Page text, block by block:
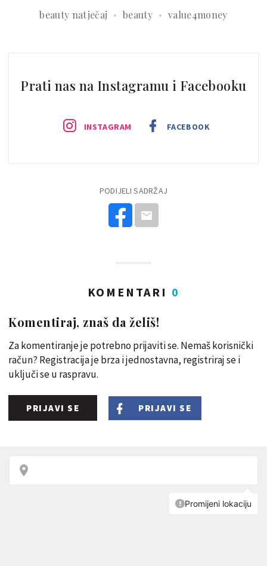
beauty natječaj beauty value4money
Prati nas na Instagramu i Facebooku
INSTAGRAM FACEBOOK
PODIJELI SADRŽAJ
KOMENTARI 0
Komentiraj, znaš da želiš!
Za komentiranje je potrebno prijaviti se. Nemaš korisnički
račun? Registracija je brza i jednostavna, registriraj se i
uključi se u raspravu.
PRIJAVI SE PRIJAVI SE